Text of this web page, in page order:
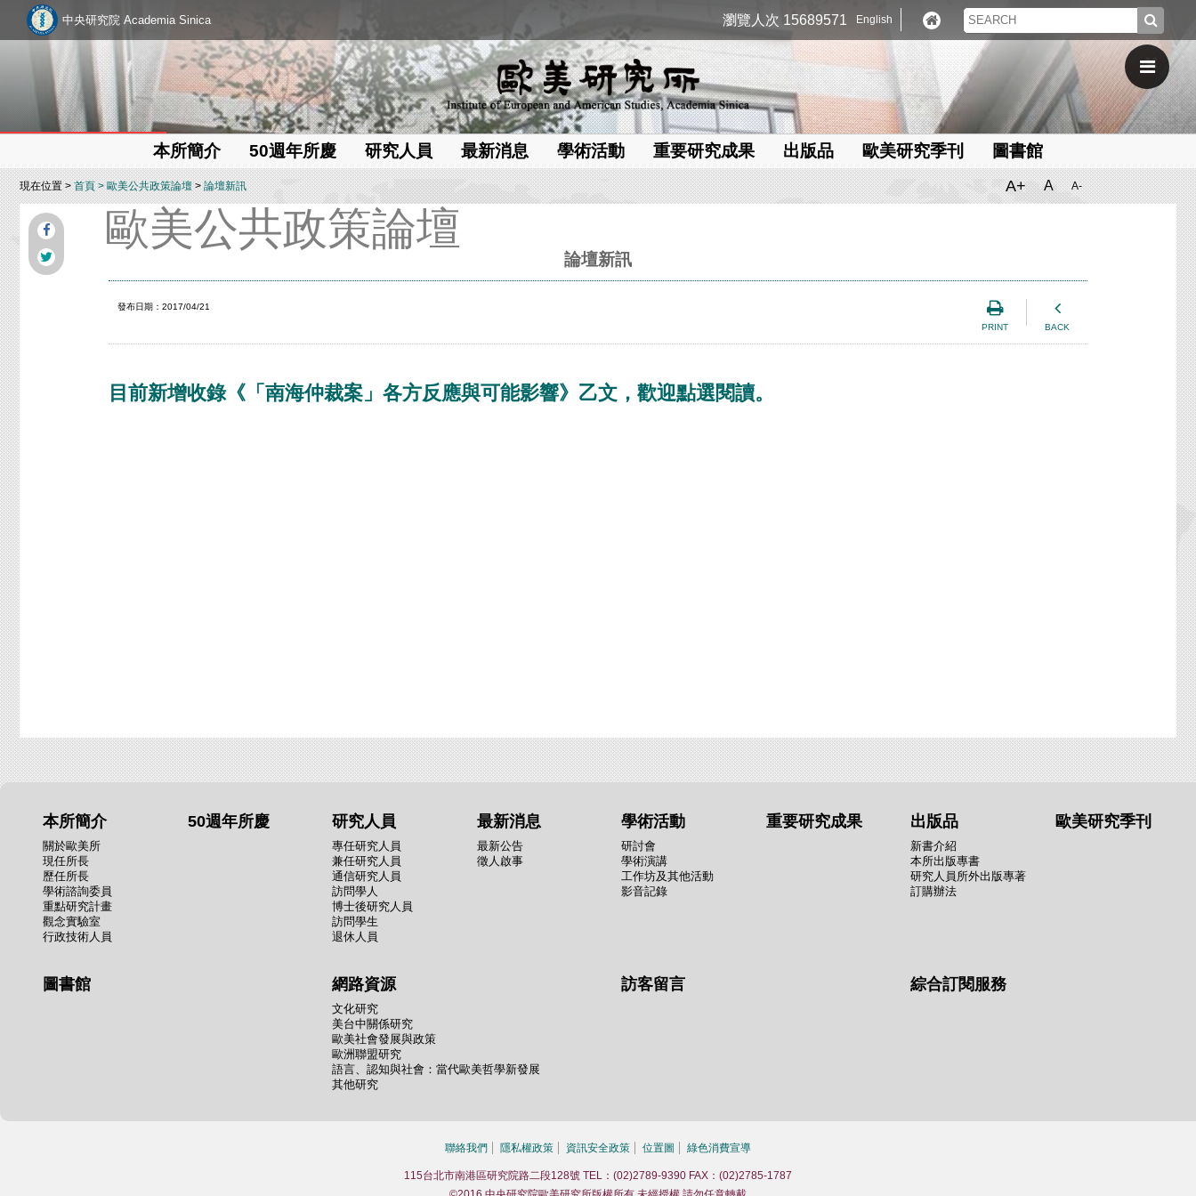
中央研究院 Academia Sinica 瀏覽人次 15689571 English
本所簡介 50週年所慶 研究人員 最新消息 學術活動 重要研究成果 出版品 歐美研究季刊 圖書館
現在位置 >首頁 >歐美公共政策論壇>論壇新訊 A+ A A-
歐美公共政策論壇
論壇新訊
PRINT BACK
發布日期：2017/04/21
目前新增收錄《「南海仲裁案」各方反應與可能影響》乙文，歡迎點選閱讀。
本所簡介
關於歐美所
現任所長
歷任所長
學術諮詢委員
重點研究計畫
觀念實驗室
行政技術人員
50週年所慶 研究人員
專任研究人員
兼任研究人員
通信研究人員
訪問學人
博士後研究人員
訪問學生
退休人員
最新消息
最新公告
徵人啟事
學術活動
研討會
學術演講
工作坊及其他活動
影音記錄
重要研究成果 出版品
新書介紹
本所出版專書
研究人員所外出版專著
訂購辦法
歐美研究季刊
圖書館 網路資源
文化研究
美台中關係研究
歐美社會發展與政策
歐洲聯盟研究
語言、認知與社會：當代歐美哲學新發展
其他研究
訪客留言 綜合訂閱服務
聯絡我們 隱私權政策 資訊安全政策 位置圖 綠色消費宣導
115台北市南港區研究院路二段128號 TEL：(02)2789-9390 FAX：(02)2785-1787